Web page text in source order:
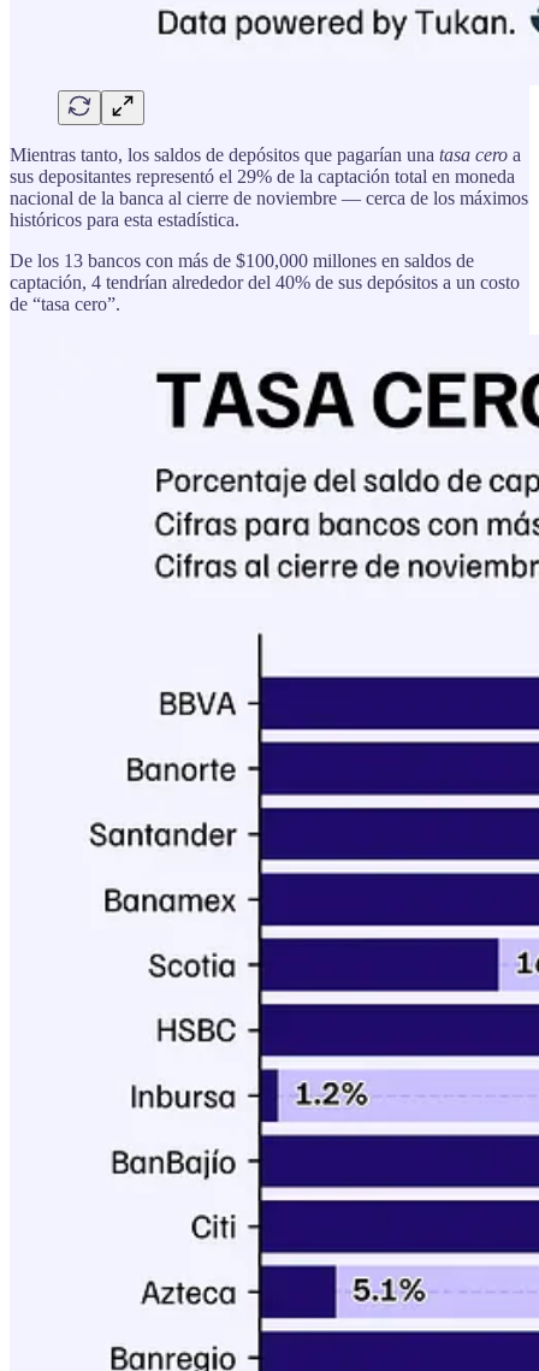
Mientras tanto, los saldos de depósitos que pagarían una tasa cero a
sus depositantes representó el 29% de la captación total en moneda
nacional de la banca al cierre de noviembre — cerca de los máximos
históricos para esta estadística.
De los 13 bancos con más de $100,000 millones en saldos de
captación, 4 tendrían alrededor del 40% de sus depósitos a un costo
de “tasa cero”.